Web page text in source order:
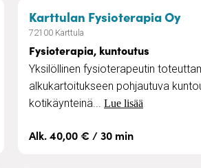
Karttulan Fysioterapia Oy–
72100 Karttula
Fysioterapia, kuntoutus
Yksilöllinen fysioterapeutin
alkukartoitukseen pohjautuva
kotikäynteinä... Lue lisää
Alk. 40,00 € / 30 min